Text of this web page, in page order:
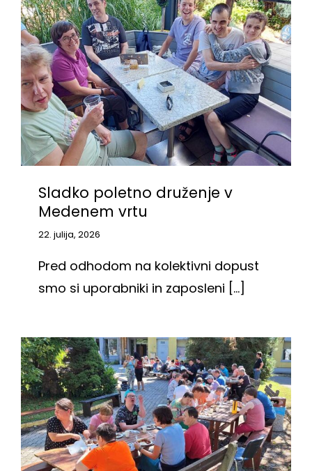
KOOPERANTSKO DELO
PRODAJNI IZDELKI
AKTUALNO
KONTAKTI
Sladko poletno druženje v
Medenem vrtu
22. julija, 2026
Pred odhodom na kolektivni dopust
smo si uporabniki in zaposleni [...]